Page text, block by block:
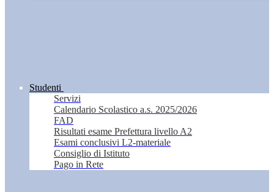
Studenti
Servizi
Calendario Scolastico a.s. 2025/2026
FAD
Risultati esame Prefettura livello A2
Esami conclusivi L2-materiale
Consiglio di Istituto
Pago in Rete